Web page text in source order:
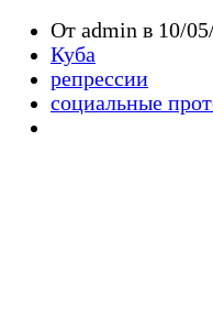
От admin в 10/
Куба
репрессии
социальные